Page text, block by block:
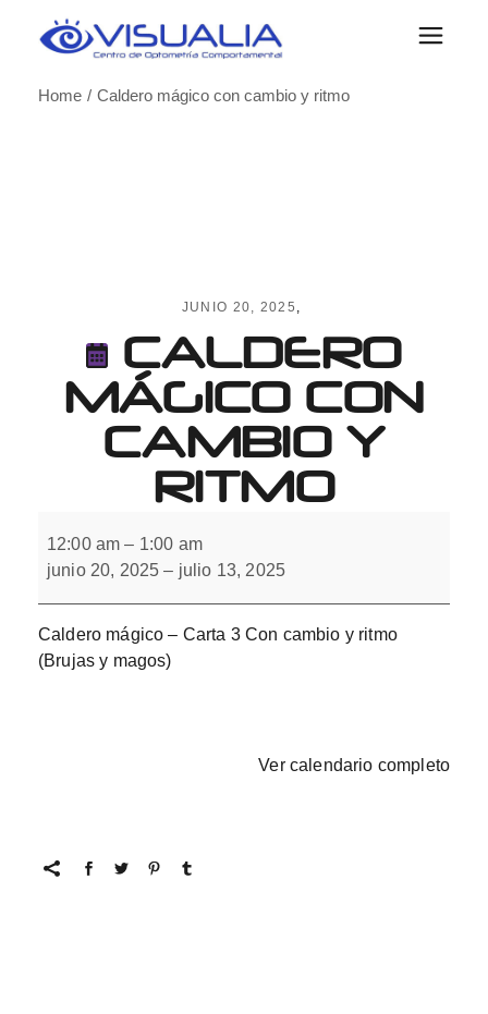
Home
Caldero mágico con cambio y ritmo
JUNIO 20, 2025
CALDERO
MÁGICO CON
CAMBIO Y
RITMO
mágico
con
cambio
ritmo
12:00 am – 1:00 am
junio 20, 2025 – julio 13, 2025
Caldero mágico – Carta 3 Con cambio y ritmo
(Brujas y magos)
Ver calendario completo